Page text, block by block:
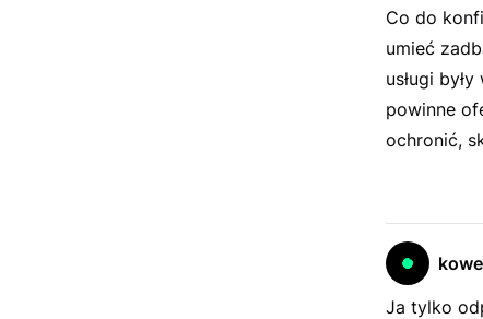
Co do
umieć
usługi
powinne
ochronić,
Ja tylko